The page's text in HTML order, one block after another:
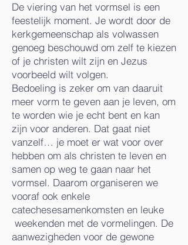
De viering van het vormsel is een
feestelijk moment. Je wordt door de
kerkgemeenschap als volwassen
genoeg beschouwd om zelf te kiezen
of je christen wilt zijn en Jezus
voorbeeld wilt volgen.
Bedoeling is zeker om van daaruit
meer vorm te geven aan je leven, om
te worden wie je echt bent en kan
zijn voor anderen. Dat gaat niet
vanzelf… je moet er wat voor over
hebben om als christen te leven en
samen op weg te gaan naar het
vormsel. Daarom organiseren we
vooraf ook enkele
catechesesamenkomsten en leuke
weekenden met de vormelingen. De
aanwezigheden voor de gewone